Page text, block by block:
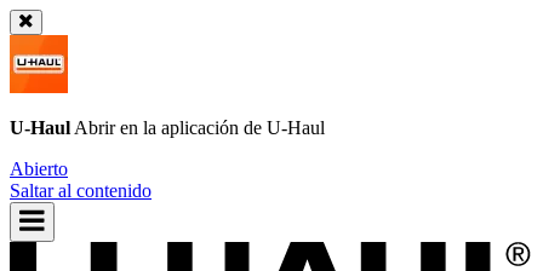
U-Haul Abrir en la aplicación de U-Haul
Abierto
Saltar al contenido